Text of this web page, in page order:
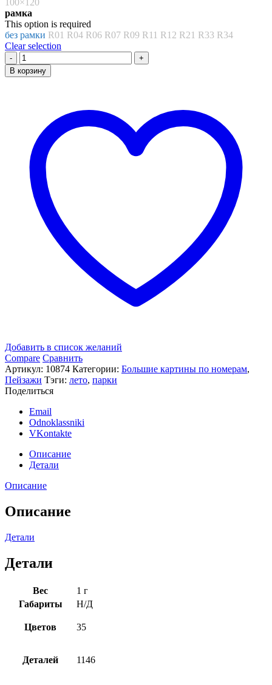
рамка
This option is required
без рамки R01 R04 R06 R07 R09 R11 R12 R21 R33 R34
Clear selection
Количество
товара
Картина
дракона»
В корзину
Добавить в список желаний
Compare Сравнить
Артикул: 10874 Категории: Большие картины по номерам,
Пейзажи Тэги: лето, парки
Поделиться
Email
Odnoklassniki
VKontakte
Описание
Детали
Описание
Описание
Детали
Детали
Вес
1 г
Габариты
Н/Д
Цветов 35
Деталей 1146